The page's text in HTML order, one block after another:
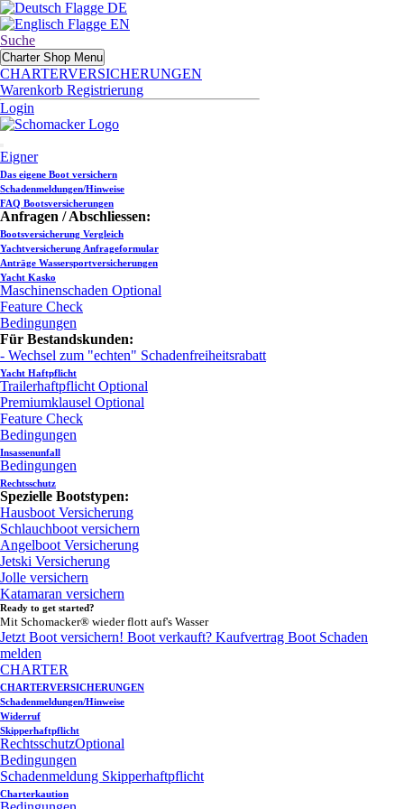
DE
EN
Suche
Charter Shop Menu
CHARTERVERSICHERUNGEN
Warenkorb Registrierung
Login
Eigner
Das eigene Boot versichern
Schadenmeldungen/Hinweise
FAQ Bootsversicherungen
Anfragen / Abschliessen:
Bootsversicherung Vergleich
Yachtversicherung Anfrageformular
Anträge Wassersportversicherungen
Yacht Kasko
Maschinenschaden Optional
Feature Check
Bedingungen
Für Bestandskunden:
- Wechsel zum "echten" Schadenfreiheitsrabatt
Yacht Haftpflicht
Trailerhaftpflicht Optional
Premiumklausel Optional
Feature Check
Bedingungen
Insassenunfall
Bedingungen
Rechtsschutz
Spezielle Bootstypen:
Hausboot Versicherung
Schlauchboot versichern
Angelboot Versicherung
Jetski Versicherung
Jolle versichern
Katamaran versichern
Ready to get started?
Mit Schomacker® wieder flott auf's Wasser
Jetzt Boot versichern! Boot verkauft? Kaufvertrag Boot Schaden
melden
CHARTER
CHARTERVERSICHERUNGEN
Schadenmeldungen/Hinweise
Widerruf
Skipperhaftpflicht
RechtsschutzOptional
Bedingungen
Schadenmeldung Skipperhaftpflicht
Charterkaution